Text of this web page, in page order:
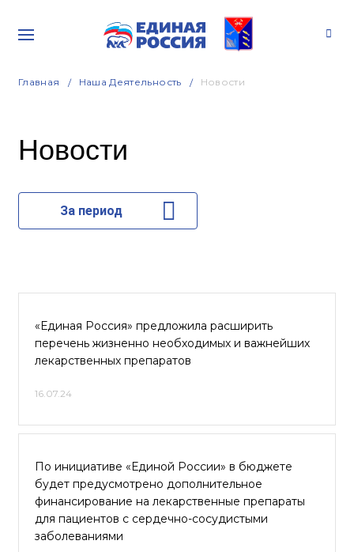
Главная Наша Деятельность Новости
Новости
За период
«Единая Россия» предложила расширить
перечень жизненно необходимых и важнейших
лекарственных препаратов
16.07.24
По инициативе «Единой России» в бюджете
будет предусмотрено дополнительное
финансирование на лекарственные препараты
для пациентов с сердечно-сосудистыми
заболеваниями